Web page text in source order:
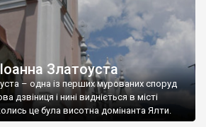
Златоуста
– одна із перших мурованих споруд
дзвіниця і нині видніється в місті
це була висотна домінанта Ялти.